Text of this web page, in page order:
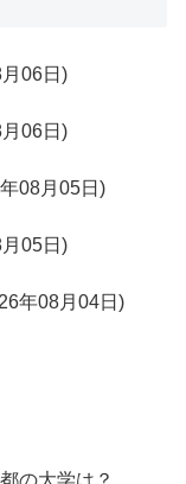
06日)
06日)
08月05日)
05日)
年08月04日)
の大学は？